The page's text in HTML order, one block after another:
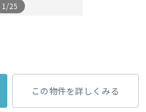
1/25
この物件を詳しくみる